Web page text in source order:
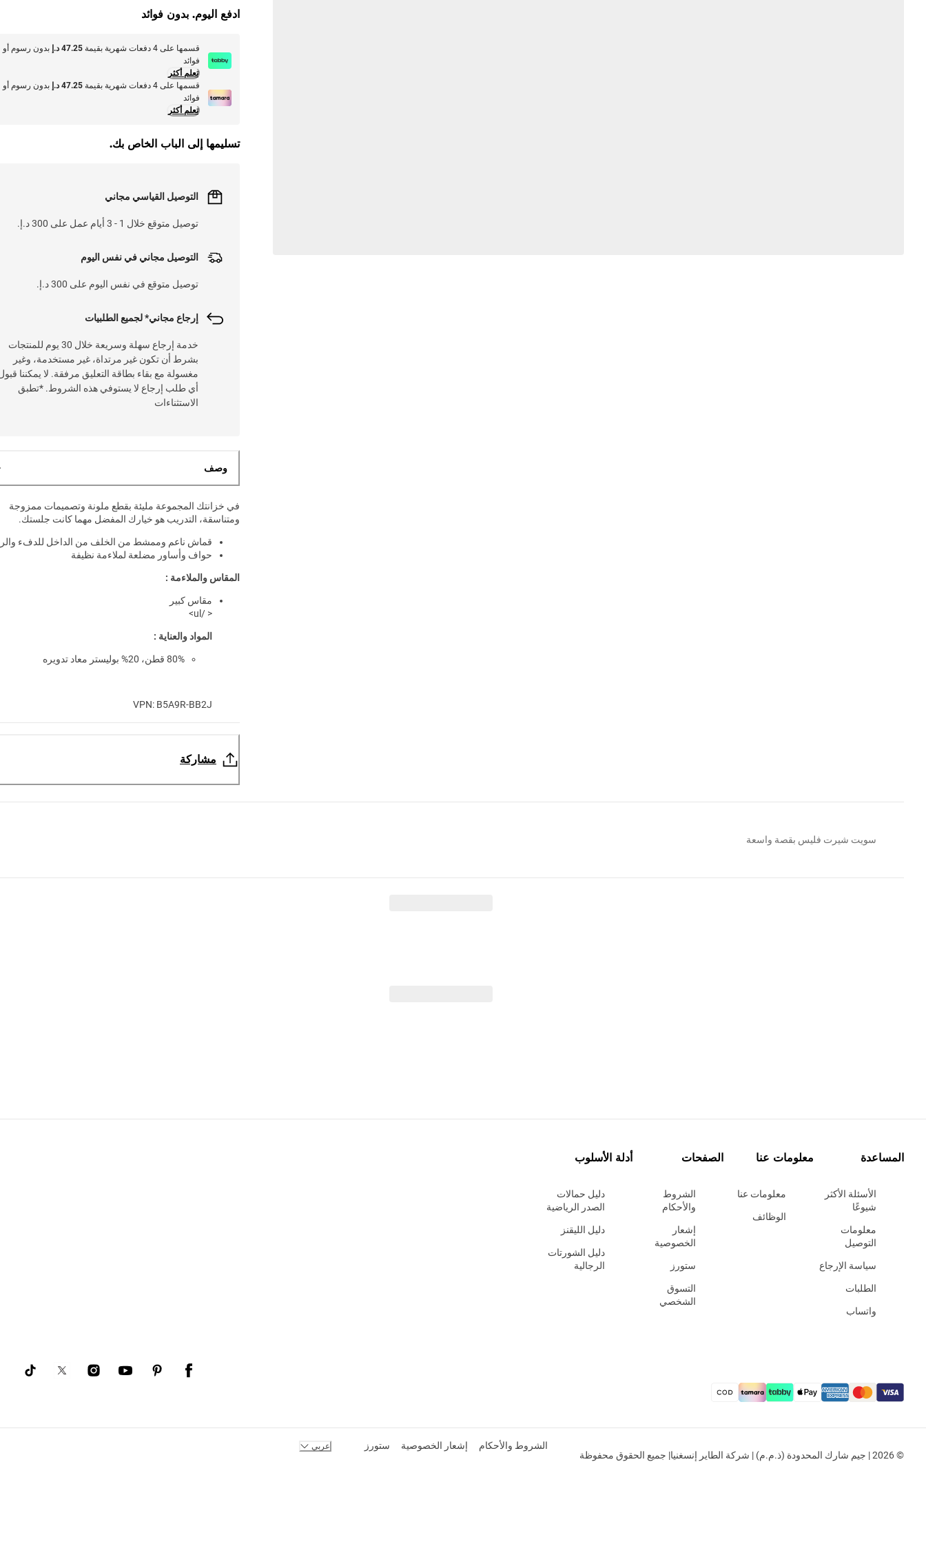
ادفع اليوم. بدون فوائد
قسمها على 4 دفعات شهرية بقيمة 47.25 د.إ
بدون رسوم أو
فوائد
تعلم أكثر
قسمها على 4 دفعات شهرية بقيمة
47.25 د.إ
بدون رسوم أو
فوائد
تعلم أكثر
تسليمها إلى الباب الخاص بك.
التوصيل القياسي مجاني
توصيل متوقع خلال 1 - 3 أيام عمل على 300 د.إ.
التوصيل مجاني في نفس اليوم
توصيل متوقع في نفس اليوم على 300 د.إ.
إرجاع مجاني* لجميع الطلبيات
خدمة إرجاع سهلة وسريعة خلال 30 يوم للمنتجات
بشرط أن تكون غير مرتداة، غير مستخدمة، وغير
مغسولة مع بقاء بطاقة التعليق مرفقة. لا يمكننا
أي طلب إرجاع لا يستوفي هذه الشروط. *تطبق
الاستثناءات
وصف
في خزانتك المجموعة مليئة بقطع ملونة وتصميمات ممزوجة
ومتناسقة، التدريب هو خيارك المفضل مهما كانت جلستك.
قماش ناعم وممشط من الخلف من الداخل للدفء
حواف وأساور مضلعة لملاءمة نظيفة
المقاس والملاءمة :
مقاس كبير
< /ul>
المواد والعناية :
80% قطن، 20% بوليستر معاد تدويره
VPN: B5A9R-BB2J
مشاركة
سويت شيرت فليس بقصة واسعة
المساعدة
الأسئلة الأكثر
شيوعًا
معلومات
التوصيل
سياسة الإرجاع
الطلبات
واتساب
معلومات عنا
معلومات عنا
الوظائف
الصفحات
الشروط
والأحكام
إشعار
الخصوصية
ستورز
التسوق
الشخصي
أدلة الأسلوب
دليل حمالات
الصدر الرياضية
دليل الليقنز
دليل الشورتات
الرجالية
© 2026 | جيم شارك المحدودة (ذ.م.م) | شركة الطاير إنسغنيا| جميع الحقوق محفوظة
الشروط والأحكام إشعار الخصوصية ستورز عربي